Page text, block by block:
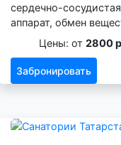
сердечно-
аппарат, обмен
Цены: от 2800
Забронировать